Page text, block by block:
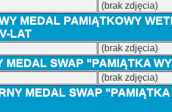
(brak zdjęcia)
MEDAL PAMIĄTKOWY
LAT
(brak zdjęcia)
MEDAL SWAP "PAMIĄTKA
(brak zdjęcia)
MEDAL SWAP